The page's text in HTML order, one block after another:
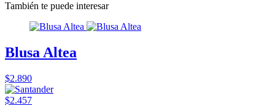
También te puede interesar
Blusa Altea
$2.890
$2.457